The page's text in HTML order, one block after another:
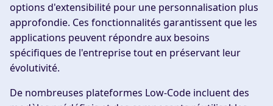
options d'extensibilité pour une personnalisation plus
approfondie. Ces fonctionnalités garantissent que les
applications peuvent répondre aux besoins
spécifiques de l'entreprise tout en préservant leur
évolutivité.
De nombreuses plateformes Low-Code incluent des